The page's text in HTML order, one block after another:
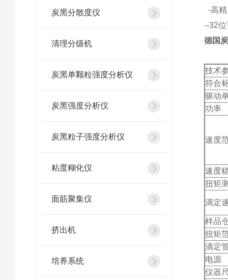
炭黑分散度仪
清理分级机
炭黑单颗粒强度分析仪
炭黑强度分析仪
炭黑粒子强度分析仪
粘度糊化仪
面筋聚集仪
挤出机
培养系统
-高
--32
德国
技术
符合
驱动
功率
速度
速度
扭矩
滴定
样品
扭矩
滴定
电源
仪器